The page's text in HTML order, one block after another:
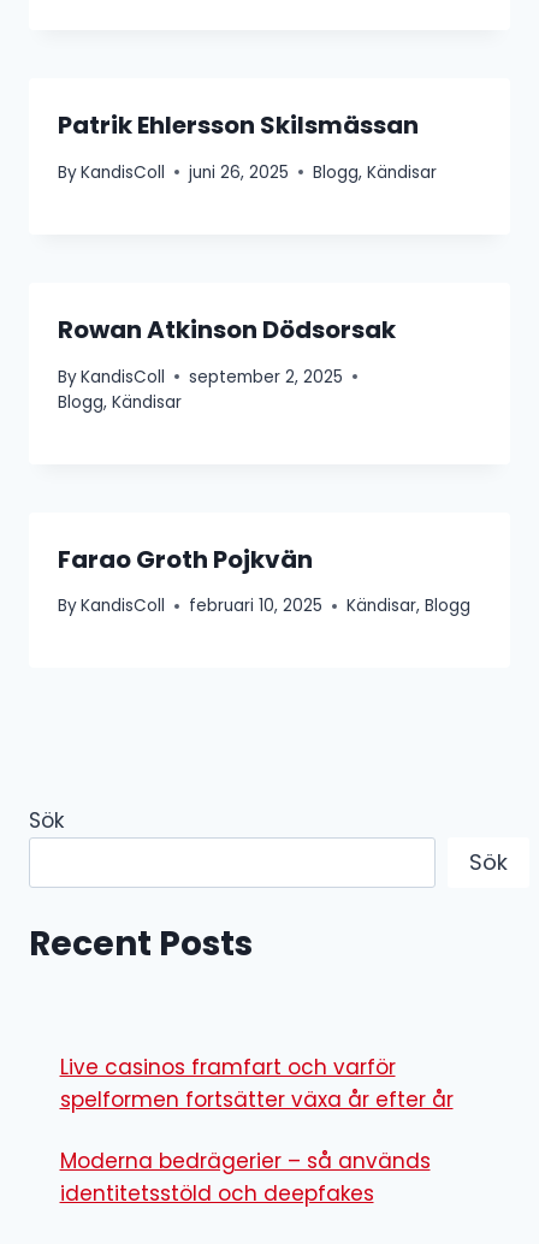
Patrik Ehlersson Skilsmässan
ByKandisColl juni 26, 2025 Blogg,Kändisar
Rowan Atkinson Dödsorsak
ByKandisColl
september 2, 2025
Blogg, Kändisar
Farao Groth Pojkvän
ByKandisColl februari 10, 2025 Kändisar,Blogg
Sök
Sök
Recent Posts
Live casinos framfart och varför
spelformen fortsätter växa år efter år
Moderna bedrägerier – så används
identitetsstöld och deepfakes